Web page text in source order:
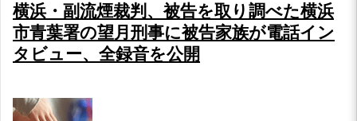
横浜・副流煙裁判、被告を取り調べた横浜
市青葉署の望月刑事に被告家族が電話イン
タビュー、全録音を公開